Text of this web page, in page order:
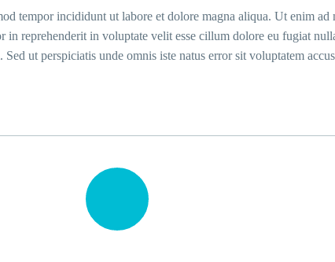
tempor incididunt ut labore et dolore magna aliqua. Ut enim
reprehenderit in voluptate velit esse cillum dolore eu fugiat
ut perspiciatis unde omnis iste natus error sit voluptatem